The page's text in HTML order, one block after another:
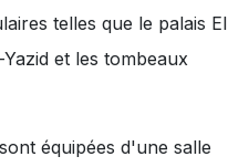
telles que le palais El
et les tombeaux
équipées d'une salle